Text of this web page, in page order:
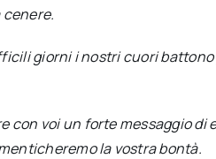
giorni i nostri cuori battono
con voi un forte messaggio di
la vostra bontà.